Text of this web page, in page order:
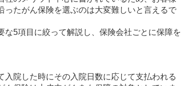
ったがん保険を選ぶのは大変難しいと言えるで
な5項目に絞って解説し、保険会社ごとに保障を
入院した時にその入院日数に応じて支払われる